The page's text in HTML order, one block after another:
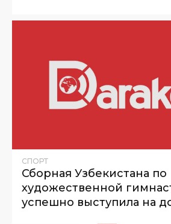
СПОРТ
Сборная Узбекистана по
художественной
успешно выступила на